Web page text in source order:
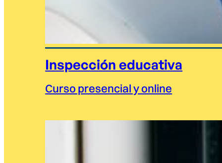
Inspección educativa
Curso presencial y online